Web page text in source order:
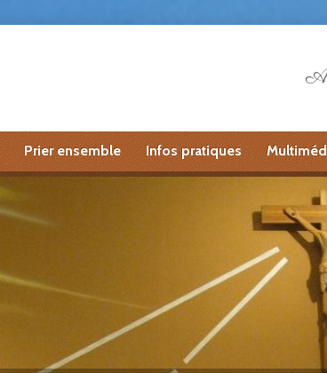
Prier ensemble Infos pratiques